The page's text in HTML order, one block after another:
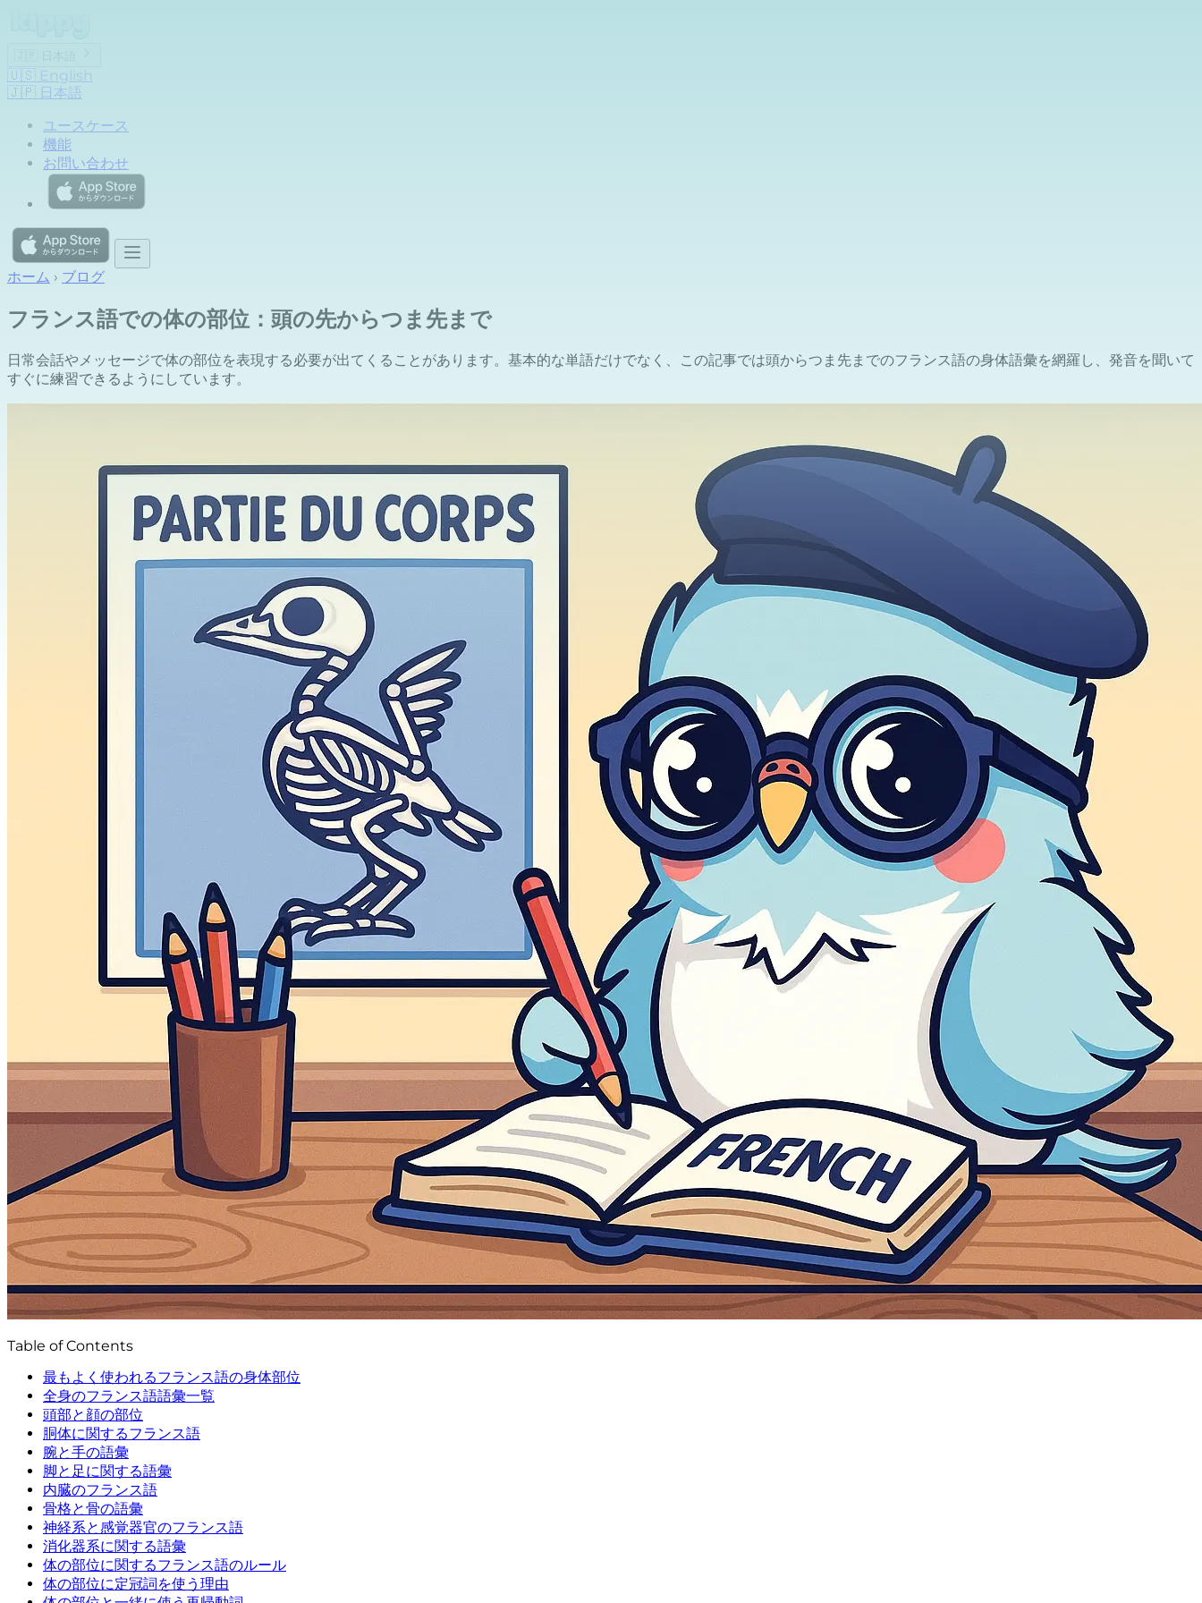
🇺🇸 English
🇯🇵 日本語
ユースケース
機能
お問い合わせ
ホーム › ブログ
フランス語での体の部位：頭の先からつま先まで
日常会話やメッセージで体の部位を表現する必要が出てくることがあります。基本的な単語だけでなく、この記事では頭からつま先までのフランス語の身体語彙を網羅し、発音を聞いて
すぐに練習できるようにしています。
Table of Contents
最もよく使われるフランス語の身体部位
全身のフランス語語彙一覧
頭部と顔の部位
胴体に関するフランス語
腕と手の語彙
脚と足に関する語彙
内臓のフランス語
骨格と骨の語彙
神経系と感覚器官のフランス語
消化器系に関する語彙
体の部位に関するフランス語のルール
体の部位に定冠詞を使う理由